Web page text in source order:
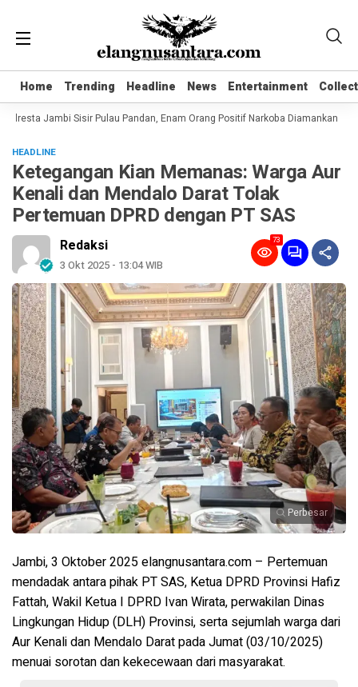
Home Trending Headline News Entertainment
Home Trending Headline News Entertainment
Jambi Sisir Pulau Pandan, Enam Orang Positif Narkoba Diamankan
HEADLINE
Ketegangan Kian Memanas: Warga Aur
Kenali dan Mendalo Darat Tolak
Pertemuan DPRD dengan PT SAS
Redaksi
3 Okt 2025 - 13:04 WIB
73
Perbesar
Jambi, 3 Oktober 2025 elangnusantara.com – Pertemuan
mendadak antara pihak PT SAS, Ketua DPRD Provinsi Hafiz
Fattah, Wakil Ketua I DPRD Ivan Wirata, perwakilan Dinas
Lingkungan Hidup (DLH) Provinsi, serta sejumlah warga dari
Aur Kenali dan Mendalo Darat pada Jumat (03/10/2025)
menuai sorotan dan kekecewaan dari masyarakat.